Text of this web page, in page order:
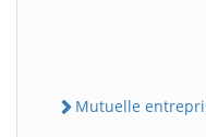
Mutuelle